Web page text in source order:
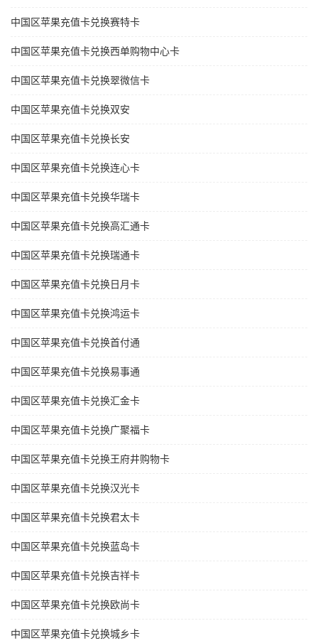
中国区苹果充值卡兑换赛特卡
中国区苹果充值卡兑换西单购物中心卡
中国区苹果充值卡兑换翠微信卡
中国区苹果充值卡兑换双安
中国区苹果充值卡兑换长安
中国区苹果充值卡兑换连心卡
中国区苹果充值卡兑换华瑞卡
中国区苹果充值卡兑换高汇通卡
中国区苹果充值卡兑换瑞通卡
中国区苹果充值卡兑换日月卡
中国区苹果充值卡兑换鸿运卡
中国区苹果充值卡兑换首付通
中国区苹果充值卡兑换易事通
中国区苹果充值卡兑换汇金卡
中国区苹果充值卡兑换广聚福卡
中国区苹果充值卡兑换王府井购物卡
中国区苹果充值卡兑换汉光卡
中国区苹果充值卡兑换君太卡
中国区苹果充值卡兑换蓝岛卡
中国区苹果充值卡兑换吉祥卡
中国区苹果充值卡兑换欧尚卡
中国区苹果充值卡兑换城乡卡